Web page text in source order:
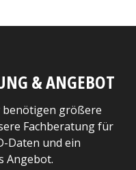
& ANGEBOT
benötigen größere
Fachberatung für
Daten und ein
Angebot.